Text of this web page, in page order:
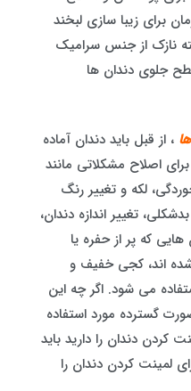
برای زیبا سازی لبخند
نازک از جنس سرامیک
جلوی دندان ها
، از قبل باید دندان آماده‌
اصلاح مشکلاتی مانند
لکه و تغییر رنگ
تغییر اندازه دندان،
که پر از حفره یا
اند، کجی خفیف و
می‌ شود. اگر چه این
گسترده مورد استفاده
کردن دندان را دارید باید
لمینت کردن دندان را